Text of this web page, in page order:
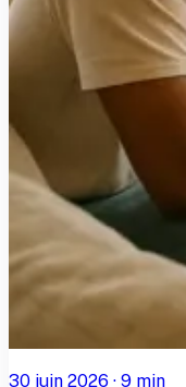
30 juin 2026 · 9 min